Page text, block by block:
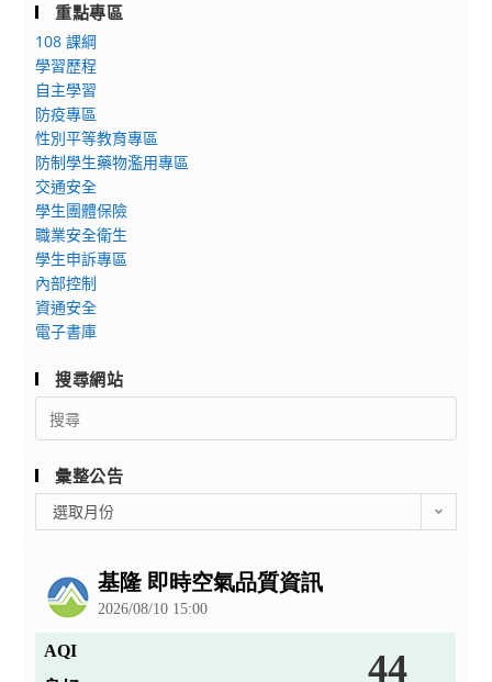
重點專區
108 課綱
學習歷程
自主學習
防疫專區
性別平等教育專區
防制學生藥物濫用專區
交通安全
學生團體保險
職業安全衛生
學生申訴專區
內部控制
資通安全
電子書庫
搜尋網站
Search
for:
彙整公告
整
選取月份